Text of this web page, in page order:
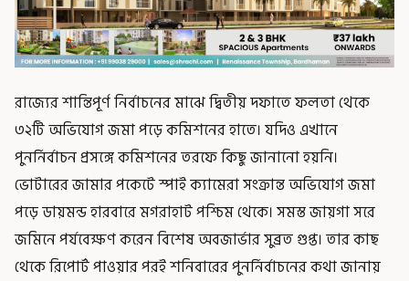
রাজ্যের শান্তিপূর্ণ নির্বাচনের মাঝে দ্বিতীয় দফাতে ফলতা থেকে
৩২টি অভিযোগ জমা পড়ে কমিশনের হাতে। যদিও এখানে
পুনর্নির্বাচন প্রসঙ্গে কমিশনের তরফে কিছু জানানো হয়নি।
ভোটারের জামার পকেটে স্পাই ক্যামেরা সংক্রান্ত অভিযোগ জমা
পড়ে ডায়মন্ড হারবারে মগরাহাট পশ্চিম থেকে। সমস্ত জায়গা সরে
জমিনে পর্যবেক্ষণ করেন বিশেষ অবজার্ভার সুব্রত গুপ্ত। তার কাছ
থেকে রিপোর্ট পাওয়ার পরই শনিবারের পুনর্নির্বাচনের কথা জানায়